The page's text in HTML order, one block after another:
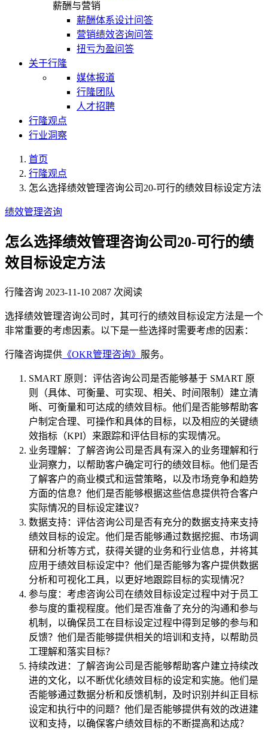
薪酬与营销
薪酬体系设计问答
营销绩效咨询问答
扭亏为盈问答
关于行隆
媒体报道
行隆团队
人才招聘
行隆观点
行业洞察
首页
行隆观点
怎么选择绩效管理咨询公司20-可行的绩效目标设定方法
绩效管理咨询
怎么选择绩效管理咨询公司20-可行的绩
效目标设定方法
行隆咨询 2023-11-10 2087 次阅读
选择绩效管理咨询公司时，其可行的绩效目标设定方法是一个
非常重要的考虑因素。以下是一些选择时需要考虑的因素：
行隆咨询提供 《OKR管理咨询》 服务。
SMART 原则：评估咨询公司是否能够基于 SMART 原
则（具体、可衡量、可实现、相关、时间限制）建立清
晰、可衡量和可达成的绩效目标。他们是否能够帮助客
户制定合理、可操作和具体的目标，以及相应的关键绩
效指标（KPI）来跟踪和评估目标的实现情况。
业务理解：了解咨询公司是否具有深入的业务理解和行
业洞察力，以帮助客户确定可行的绩效目标。他们是否
了解客户的商业模式和运营策略，以及市场竞争和趋势
方面的信息？他们是否能够根据这些信息提供符合客户
实际情况的目标设定建议？
数据支持：评估咨询公司是否有充分的数据支持来支持
绩效目标的设定。他们是否能够通过数据挖掘、市场调
研和分析等方式，获得关键的业务和行业信息，并将其
应用于绩效目标设定中？他们是否能够为客户提供数据
分析和可视化工具，以更好地跟踪目标的实现情况？
参与度：考虑咨询公司在绩效目标设定过程中对于员工
参与度的重视程度。他们是否准备了充分的沟通和参与
机制，以确保员工在目标设定过程中得到足够的参与和
反馈？他们是否能够提供相关的培训和支持，以帮助员
工理解和落实目标？
持续改进：了解咨询公司是否能够帮助客户建立持续改
进的文化，以不断优化绩效目标的设定和实施。他们是
否能够通过数据分析和反馈机制，及时识别并纠正目标
设定和执行中的问题？他们是否能够提供有效的改进建
议和支持，以确保客户绩效目标的不断提高和达成？